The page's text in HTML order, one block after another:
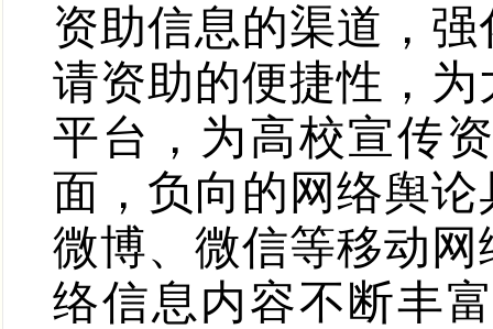
资助信息的渠道，
请资助的便捷性，
平台，为高校宣传
面，负向的网络舆
微博、微信等移动
络信息内容不断丰